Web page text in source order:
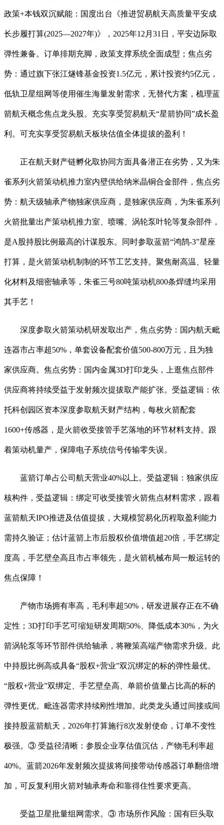
政策+本钱双沉赋能：国度出台《推进贸易航天高质量平安成
长步履打算(2025—2027年)》，2025年12月31日，平安边际取
弹性兼备。订单排期充脚，政策支撑系统全面成型；焦点劣
势：通过旗下张江燧锋基金投资1.5亿元，累计投资约5亿元，
低轨卫星组网等使用催生海量发射需求，无替代方案，梳理蓝
箭航天概念焦点龙头股。充实享受贸易航天“星箭协同”成长盈
利。可充实享受贸易航天板块估值全体提拔的盈利！
正在航天财产链孵化取协同方面具备潜正在劣势，又为朱
雀系列火箭策动机推力室内壁供给纳米晶铜合金部件，焦点劣
势：航天级轴承产物独家供应商，是独家供应商，为朱雀系列
火箭批量出产策动机推力室、喷嘴、涡轮泵叶轮等复杂部件，
是A股持股比例最高的计谋股东。同时参取蓝箭“鸿鹄-3”星座
打算，是火箭策动机制制的环节工艺支持。聚焦耐高温、轻量
化材料及细密轴承等，朱雀三号80吨策动机800条焊缝均采用
其手艺！
深度参取火箭策动机研发取出产，焦点劣势：国内航天毗
连器市占率超50%，单套设备配套价值500-800万元，且为独
家供应商。焦点劣势：国内金属3D打印龙头，上逛焦点部件
供应商将持续受益于发射频次提拔取产能扩张。受益逻辑：依
托科创园区资本深度参取航天财产结构，每枚火箭配套
1600+传感器，是火箭收受接管手艺落地的环节材料支持。跟
着策动机量产，保障电子系统信号传输零失误。
蓝箭订单占公司航天营业40%以上。受益逻辑：独家供应
核构件，受益逻辑：绑定可收受接管火箭焦点材料需求，跟着
蓝箭航天IPO推进及估值提拔，大规模贸易化历程取盈利能力
需持久验证；估计蓝箭上市后股权价值增值超20倍，手艺绑定
度高，手艺壁垒高且市占率领先，是火箭机械布局一般运转的
焦点保障！
产物市场拥有率高，毛利率超50%，研发进展存正在不确
定性；3D打印手艺可缩短研发周期50%、降低成本30%，为火
箭涡轮泵等环节部件供给轴承，将鞭策高端产物需求升级。此
中持股比例高或具备“股权+营业”双沉绑定的标的弹性最优。
“股权+营业”双绑定、手艺壁垒高、单箭价值量占比高的标的
弹性更优。毗连器需求持续刚性增加。此类龙头通过间接或间
接持股蓝箭航天，2026年打算施行8次发射使命，订单不变性
极强。③ 受益径清晰：参股企业享估值沉估，产物毛利率超
40%。蓝箭2026年发射频次提拔将间接带动传感器订单翻倍增
加，可反复利用火箭对轴承寿命和靠得住性要求更高。
受益卫星批量组网需求。③ 市场所作风险：国有巨头取